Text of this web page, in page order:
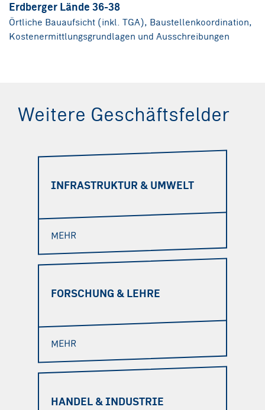
Erdberger Lände 36-38
Örtliche Bauaufsicht (inkl. TGA), Baustellenkoordination,
Kostenermittlungsgrundlagen und Ausschreibungen
Weitere Geschäftsfelder
INFRASTRUKTUR & UMWELT
MEHR
FORSCHUNG & LEHRE
MEHR
HANDEL & INDUSTRIE